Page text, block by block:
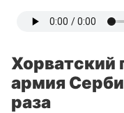
Хорватский
армия
раза